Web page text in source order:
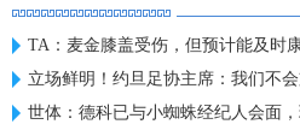
TA：麦金膝盖受伤，但预计能及时
立场鲜明！约旦足协主席：我们不会
世体：德科已与小蜘蛛经纪人会面